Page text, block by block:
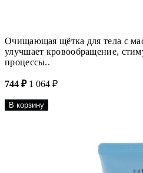
Очищающая щётка для тела с
улучшает кровообращение,
процессы..
744 ₽ 1 064 ₽
В корзину